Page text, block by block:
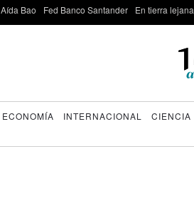
Aída Bao Fed Banco Santander En tierra lejana
ECONOMÍA INTERNACIONAL CIENCIA